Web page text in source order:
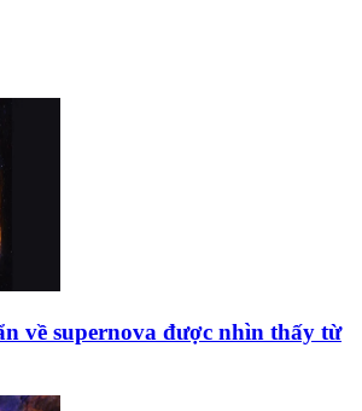
về supernova được nhìn thấy từ